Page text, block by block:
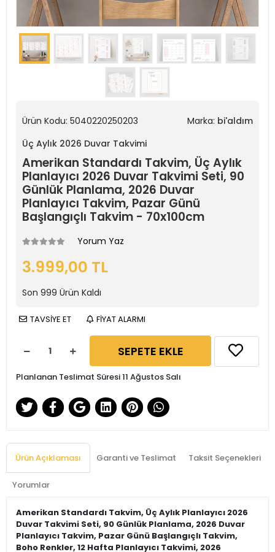
Ürün Kodu: 5040220250203 Marka: bi'aldım
Üç Aylık 2026 Duvar Takvimi
Amerikan Standardı Takvim, Üç Aylık
Planlayıcı 2026 Duvar Takvimi Seti, 90
Günlük Planlama, 2026 Duvar
Planlayıcı Takvim, Pazar Günü
Başlangıçlı Takvim - 70x100cm
Yorum Yaz
3.999,00 TL
Son 999 Ürün Kaldı
TAVSİYE ET FİYAT ALARMI
SEPETE EKLE
Planlanan Teslimat Süresi 11 Ağustos Salı
Ürün Açıklaması Garanti ve Teslimat Taksit Seçenekleri
Yorumlar
Amerikan Standardı Takvim, Üç Aylık Planlayıcı 2026
Duvar Takvimi Seti, 90 Günlük Planlama, 2026 Duvar
Planlayıcı Takvim, Pazar Günü Başlangıçlı Takvim,
Boho Renkler, 12 Hafta Planlayıcı Takvimi, 2026